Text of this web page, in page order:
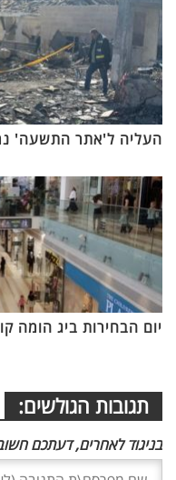
העליה ל'אתר התשעה'
יום הבחירות ביג הומה
תגובות הגולשים:
בניגוד לאחרים, דעתכם